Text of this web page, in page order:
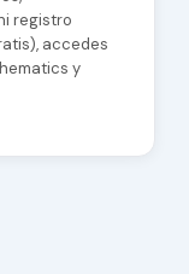
registro
accedes
y